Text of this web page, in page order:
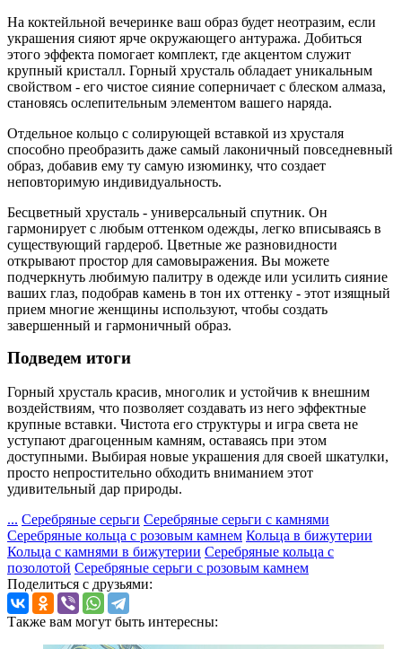
На коктейльной вечеринке ваш образ будет неотразим, если
украшения сияют ярче окружающего антуража. Добиться
этого эффекта помогает комплект, где акцентом служит
крупный кристалл. Горный хрусталь обладает уникальным
свойством - его чистое сияние соперничает с блеском алмаза,
становясь ослепительным элементом вашего наряда.
Отдельное кольцо с солирующей вставкой из хрусталя
способно преобразить даже самый лаконичный повседневный
образ, добавив ему ту самую изюминку, что создает
неповторимую индивидуальность.
Бесцветный хрусталь - универсальный спутник. Он
гармонирует с любым оттенком одежды, легко вписываясь в
существующий гардероб. Цветные же разновидности
открывают простор для самовыражения. Вы можете
подчеркнуть любимую палитру в одежде или усилить сияние
ваших глаз, подобрав камень в тон их оттенку - этот изящный
прием многие женщины используют, чтобы создать
завершенный и гармоничный образ.
Подведем итоги
Горный хрусталь красив, многолик и устойчив к внешним
воздействиям, что позволяет создавать из него эффектные
крупные вставки. Чистота его структуры и игра света не
уступают драгоценным камням, оставаясь при этом
доступными. Выбирая новые украшения для своей шкатулки,
просто непростительно обходить вниманием этот
удивительный дар природы.
... Серебряные серьги Серебряные серьги с камнями
Серебряные кольца с розовым камнем Кольца в бижутерии
Кольца с камнями в бижутерии Серебряные кольца с
позолотой Серебряные серьги с розовым камнем
Поделиться с друзьями:
Также вам могут быть интересны: